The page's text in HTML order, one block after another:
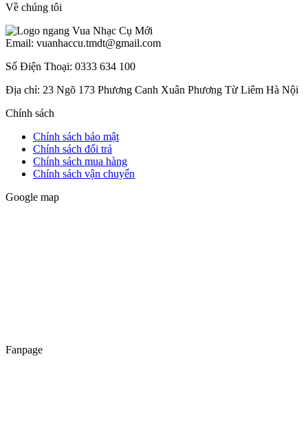
Về chúng tôi
Email: vuanhaccu.tmdt@gmail.com
Số Điện Thoại: 0333 634 100
Địa chỉ: 23 Ngõ 173 Phương Canh Xuân Phương Từ Liêm Hà Nội
Chính sách
Chính sách bảo mật
Chính sách đổi trả
Chính sách mua hàng
Chính sách vận chuyển
Google map
Fanpage